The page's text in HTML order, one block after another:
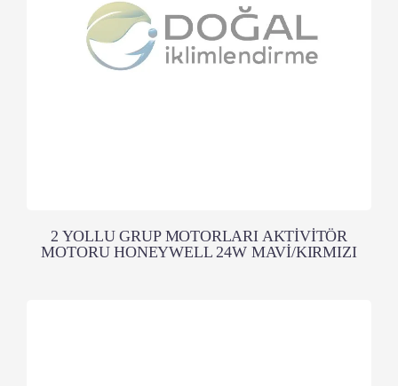
2 YOLLU GRUP MOTORLARI AKTİVİTÖR
MOTORU HONEYWELL 24W MAVİ/KIRMIZI